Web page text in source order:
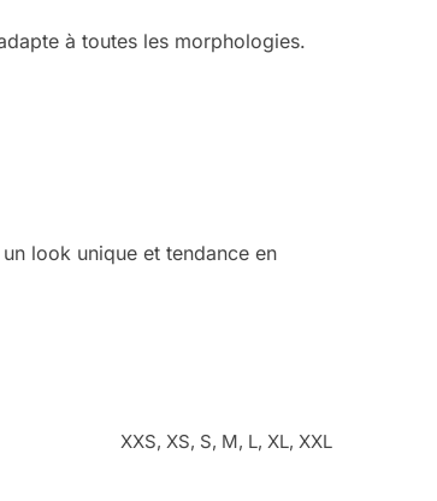
à toutes les morphologies.
look unique et tendance en
XXS, XS, S, M, L, XL, XXL